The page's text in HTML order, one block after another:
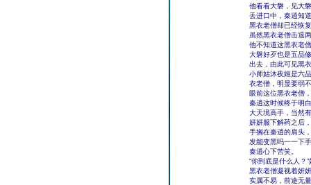
他看看大磐，见大
丢进口中，秦逍知
黑衣老僧却已经恢
虽然黑衣老僧击退
他不知道这黑衣老
大磐好歹也是五品
出去，由此可见黑
小师姑沐夜姬是六
衣老僧，明显要弱
眼前这位黑衣老僧
秦逍这时候终于明
大天境高手，当然
妍妍服下解药之后
手搁在秦逍的肩头
发能变黑吗一一下
秦逍心下苦笑。
“你到底是什么人？
黑衣老僧凝视着妍
实属不易，前途无